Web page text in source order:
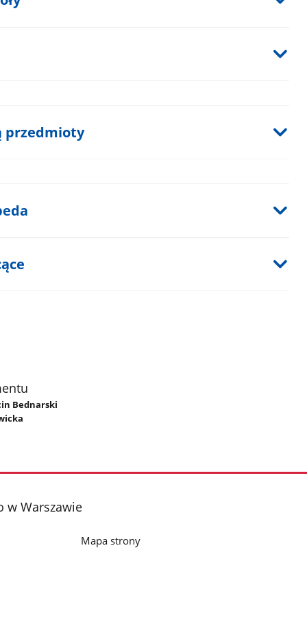
przedmioty
Bednarski
w Warszawie
Mapa strony